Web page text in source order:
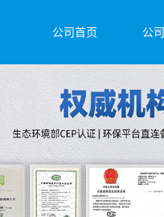
公司首页 公